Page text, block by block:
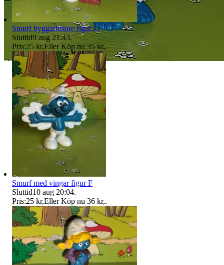
Smurf byggarbetare figur G
Sluttid9 aug 21:43.
Pris:25 kr,Eller Köp nu 35 kr,.
Smurf med vingar figur F
Sluttid10 aug 20:04.
Pris:25 kr,Eller Köp nu 36 kr,.